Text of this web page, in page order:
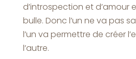
d’introspection et d’amour
bulle. Donc l’un ne va pas
l’un va permettre de créer
l’autre.